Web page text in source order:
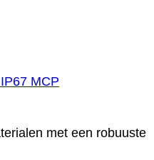
MCP
met een robuuste